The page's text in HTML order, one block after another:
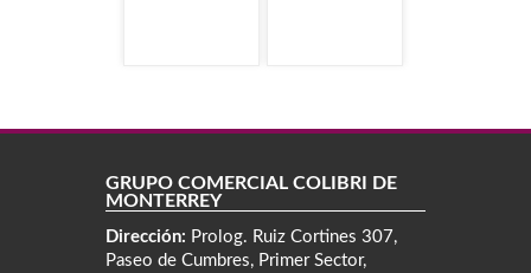
GRUPO COMERCIAL COLIBRÍ DE
MONTERREY
Dirección: Prolog. Ruiz Cortines 307,
Paseo de Cumbres, Primer Sector,